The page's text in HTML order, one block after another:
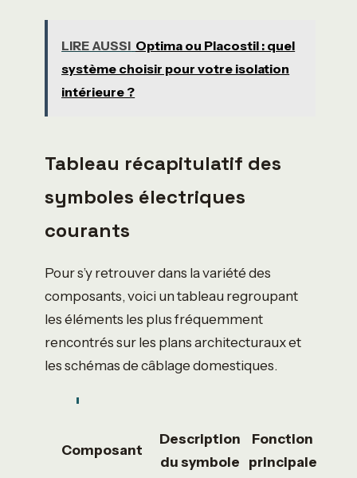
LIRE AUSSI Optima ou Placostil : quel
système choisir pour votre isolation
intérieure ?
Tableau récapitulatif des
symboles électriques
courants
Pour s’y retrouver dans la variété des
composants, voici un tableau regroupant
les éléments les plus fréquemment
rencontrés sur les plans architecturaux et
les schémas de câblage domestiques.
Composant
Description
du symbole
Fonction
principale